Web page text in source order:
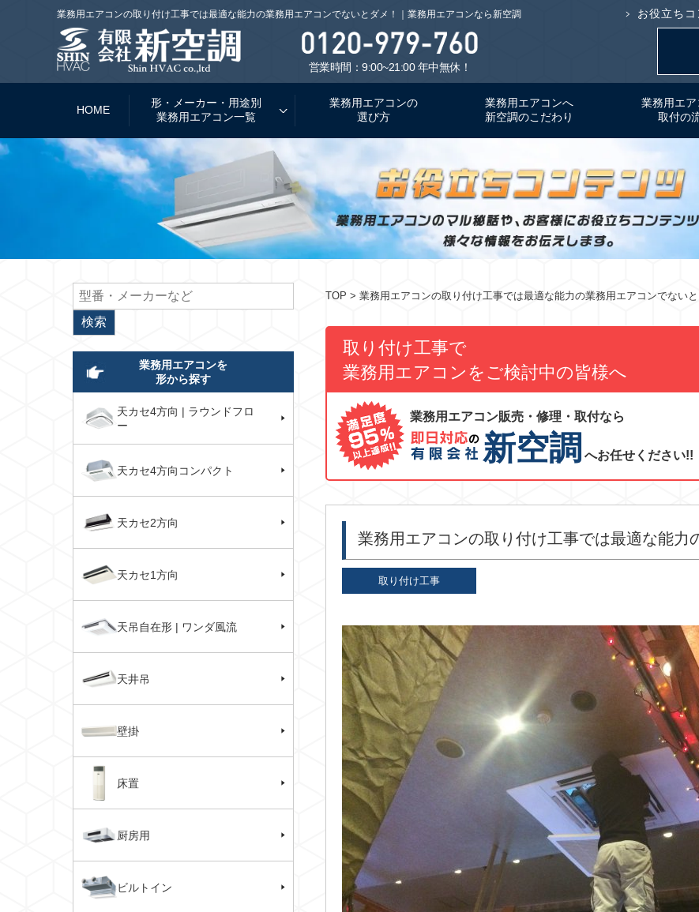
業務用エアコンの取り付け工事では最適な能力の業務用エアコンでないとダメ！｜業務用エアコンなら新空調 お役立ちコ
営業時間：9:00~21:00 年中無休！
HOME
形・メーカー・用途別
業務用エアコン一覧
業務用エアコンの
選び方
業務用エアコンへ
新空調のこだわり
業務用エア
取付の
TOP > 業務用エアコンの取り付け工事では最適な能力の業務用エアコンでないと
取り付け工事で
業務用エアコンをご検討中の皆様へ
業務用エアコン販売・修理・取付なら
新空調 へお任せください!!
業務用エアコンの取り付け工事では最適な能力
取り付け工事
業務用エアコンを
形から探す
天カセ4方向 | ラウンドフロ
ー
天カセ4方向コンパクト
天カセ2方向
天カセ1方向
天吊自在形 | ワンダ風流
天井吊
壁掛
床置
厨房用
ビルトイン